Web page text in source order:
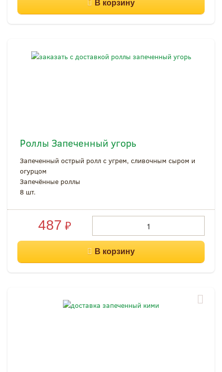
Роллы Запеченный угорь
Запеченный острый ролл с угрем, сливочным сыром и
огурцом
Запечённые роллы
8 шт.
487 ₽